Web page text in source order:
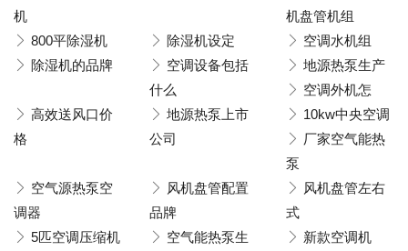
机
机盘管机组
800平除湿机
除湿机设定
空调水机组
除湿机的品牌
空调设备包括
什么
地源热泵生产
空调外机怎
高效送风口价
格
地源热泵上市
公司
10kw中央空调
厂家空气能热
泵
空气源热泵空
调器
风机盘管配置
品牌
风机盘管左右
式
5匹空调压缩机
空气能热泵生
新款空调机